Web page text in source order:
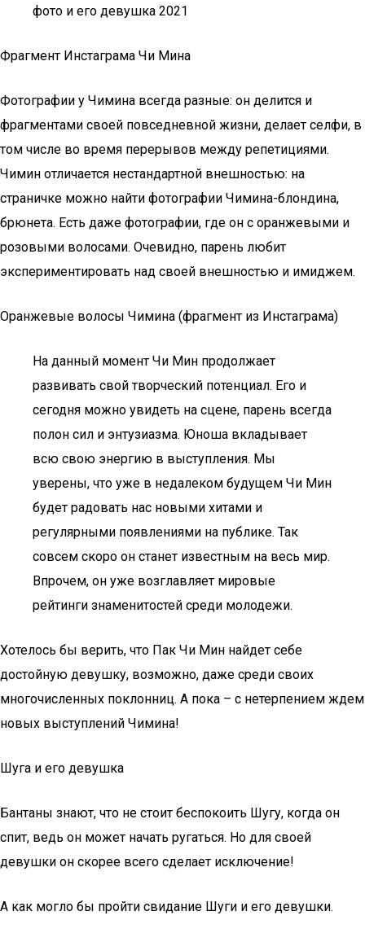
фото и его девушка 2021
Фрагмент Инстаграма Чи Мина
Фотографии у Чимина всегда разные: он делится и
фрагментами своей повседневной жизни, делает селфи, в
том числе во время перерывов между репетициями.
Чимин отличается нестандартной внешностью: на
страничке можно найти фотографии Чимина-блондина,
брюнета. Есть даже фотографии, где он с оранжевыми и
розовыми волосами. Очевидно, парень любит
экспериментировать над своей внешностью и имиджем.
Оранжевые волосы Чимина (фрагмент из Инстаграма)
На данный момент Чи Мин продолжает
развивать свой творческий потенциал. Его и
сегодня можно увидеть на сцене, парень всегда
полон сил и энтузиазма. Юноша вкладывает
всю свою энергию в выступления. Мы
уверены, что уже в недалеком будущем Чи Мин
будет радовать нас новыми хитами и
регулярными появлениями на публике. Так
совсем скоро он станет известным на весь мир.
Впрочем, он уже возглавляет мировые
рейтинги знаменитостей среди молодежи.
Хотелось бы верить, что Пак Чи Мин найдет себе
достойную девушку, возможно, даже среди своих
многочисленных поклонниц. А пока – с нетерпением ждем
новых выступлений Чимина!
Шуга и его девушка
Бантаны знают, что не стоит беспокоить Шугу, когда он
спит, ведь он может начать ругаться. Но для своей
девушки он скорее всего сделает исключение!
А как могло бы пройти свидание Шуги и его девушки.